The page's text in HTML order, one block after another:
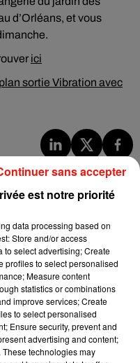
d’Orléans, et vous
ici
sortie Vibration avec
clip
le remix de « Love
Kylie Minogue
est notre priorité
data processing based on
Store and/or access
to select advertising; Create
profiles to select personalised
Measure content
statistics or combinations
improve services; Create
to select personalised
Ensure security, prevent and
advertising and content;
technologies may
sans accepter